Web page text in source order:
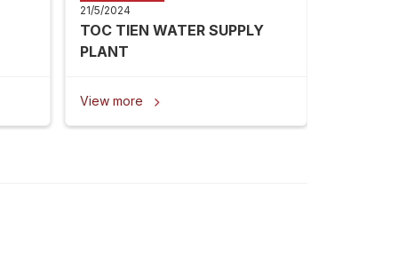
21/5/2024
TOC TIEN WATER SUPPLY
PLANT
View more 